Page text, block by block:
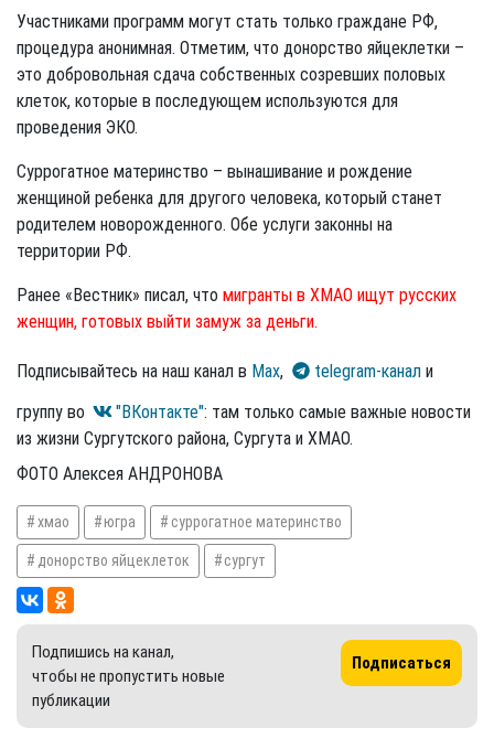
Участниками программ могут стать только граждане РФ,
процедура анонимная. Отметим, что донорство яйцеклетки –
это добровольная сдача собственных созревших половых
клеток, которые в последующем используются для
проведения ЭКО.
Суррогатное материнство – вынашивание и рождение
женщиной ребенка для другого человека, который станет
родителем новорожденного. Обе услуги законны на
территории РФ.
Ранее «Вестник» писал, что мигранты в ХМАО ищут русских
женщин, готовых выйти замуж за деньги.
Подписывайтесь на наш канал в Max, telegram-канал и
группу во
"ВКонтакте": там только самые важные новости
из жизни Сургутского района, Сургута и ХМАО.
ФОТО Алексея АНДРОНОВА
хмао югра суррогатное материнство
донорство яйцеклеток сургут
Подпишись на канал,
чтобы не пропустить новые
публикации
Подписаться